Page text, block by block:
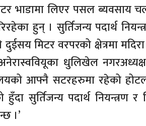
भाडामा लिएर पसल ब्यवसाय
हुन् । सुर्तिजन्य पदार्थ
मिटर वरपरको क्षेत्रमा
धुलिखेल नगरअध्यक्ष
आफ्नै सटरहरुमा रहेको
सुर्तिजन्य पदार्थ नियन्त्रण
।’